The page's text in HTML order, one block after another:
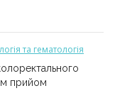
та гематологія
прийом